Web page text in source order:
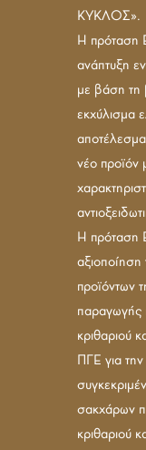
ΚΥΚΛΟΣ».
Η πρόταση
ανάπτυξη
με βάση τη
εκχύλισμα
νέο προϊόν
Η πρόταση
αξιοποίηση
προϊόντων
παραγωγής
κριθαριού
ΠΓΕ για
σακχάρων
κριθαριού